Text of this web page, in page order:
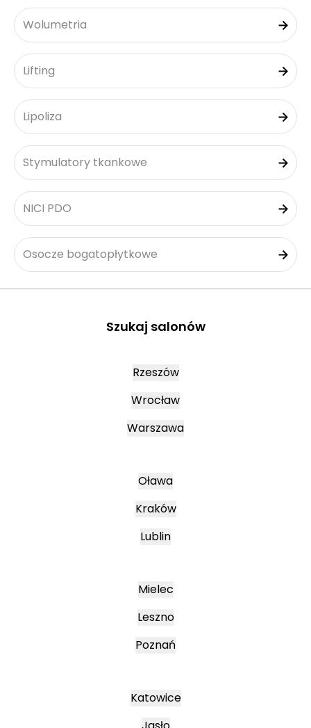
Wolumetria
Lifting
Lipoliza
Stymulatory tkankowe
NICI PDO
Osocze bogatopłytkowe
Szukaj salonów
Rzeszów
Wrocław
Warszawa
Oława
Kraków
Lublin
Mielec
Leszno
Poznań
Katowice